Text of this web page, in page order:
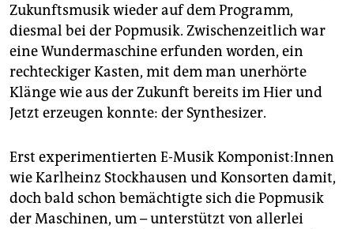
Zukunftsmusik wieder auf dem Programm,
diesmal bei der Popmusik. Zwischenzeitlich war
eine Wundermaschine erfunden worden, ein
rechteckiger Kasten, mit dem man unerhörte
Klänge wie aus der Zukunft bereits im Hier und
Jetzt erzeugen konnte: der Synthesizer.
Erst experimentierten E-Musik Kom­po­nis­t:In­nen
wie Karlheinz Stockhausen und Konsorten damit,
doch bald schon bemächtigte sich die Popmusik
der Maschinen, um – unterstützt von allerlei